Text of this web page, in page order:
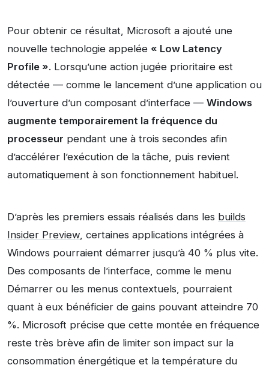
Pour obtenir ce résultat, Microsoft a ajouté une
nouvelle technologie appelée « Low Latency
Profile ». Lorsqu’une action jugée prioritaire est
détectée — comme le lancement d’une application ou
l’ouverture d’un composant d’interface — Windows
augmente temporairement la fréquence du
processeur pendant une à trois secondes afin
d’accélérer l’exécution de la tâche, puis revient
automatiquement à son fonctionnement habituel.
D’après les premiers essais réalisés dans les builds
Insider Preview, certaines applications intégrées à
Windows pourraient démarrer jusqu’à 40 % plus vite.
Des composants de l’interface, comme le menu
Démarrer ou les menus contextuels, pourraient
quant à eux bénéficier de gains pouvant atteindre 70
%. Microsoft précise que cette montée en fréquence
reste très brève afin de limiter son impact sur la
consommation énergétique et la température du